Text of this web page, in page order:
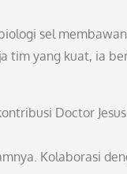
sel
tim yang kuat, ia
Doctor
Kolaborasi